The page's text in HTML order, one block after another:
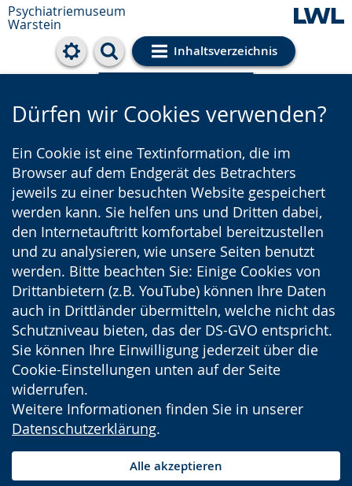
Psychiatriemuseum
Warstein
Inhaltsverzeichnis
Cookie-Einstellungen
Dürfen wir Cookies verwenden?
Ein Cookie ist eine Textinformation, die im
Browser auf dem Endgerät des Betrachters
jeweils zu einer besuchten Website gespeichert
werden kann. Sie helfen uns und Dritten dabei,
den Internetauftritt komfortabel bereitzustellen
und zu analysieren, wie unsere Seiten benutzt
werden. Bitte beachten Sie: Einige Cookies von
Drittanbietern (z.B. YouTube) können Ihre Daten
auch in Drittländer übermitteln, welche nicht das
Schutzniveau bieten, das der DS-GVO entspricht.
Sie können Ihre Einwilligung jederzeit über die
Cookie-Einstellungen unten auf der Seite
widerrufen.
Weitere Informationen finden Sie in unserer
Datenschutzerklärung.
Alle akzeptieren